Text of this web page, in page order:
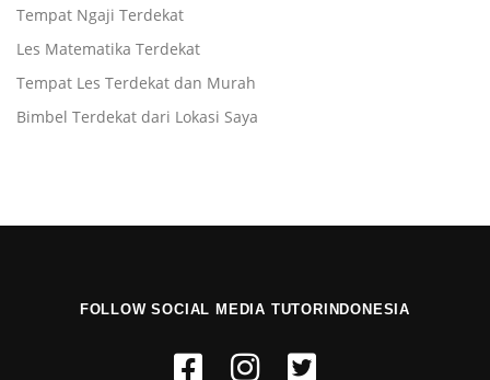
Tempat Ngaji Terdekat
Les Matematika Terdekat
Tempat Les Terdekat dan Murah
Bimbel Terdekat dari Lokasi Saya
FOLLOW SOCIAL MEDIA TUTORINDONESIA